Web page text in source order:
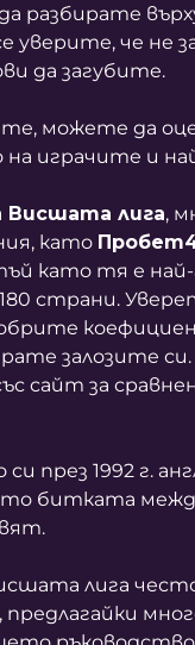
разбирате
уверите, че не
да загубите.
можете да
играчите и
Висшата лига,
като
като тя е най-
страни.
залозите
сайт за
през 1992 г.
битката
лига
предлагайки